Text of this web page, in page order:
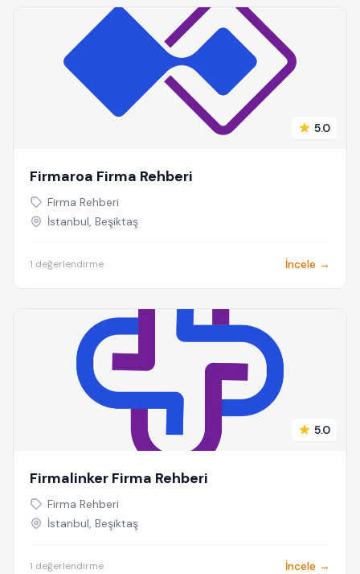
5.0
Firmaroa Firma Rehberi
Firma Rehberi
İstanbul, Beşiktaş
1 değerlendirme İncele →
5.0
Firmalinker Firma Rehberi
Firma Rehberi
İstanbul, Beşiktaş
1 değerlendirme İncele →